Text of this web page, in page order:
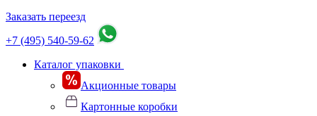
Заказать переезд
+7 (495) 540-59-62
Каталог упаковки
Акционные товары
Картонные коробки